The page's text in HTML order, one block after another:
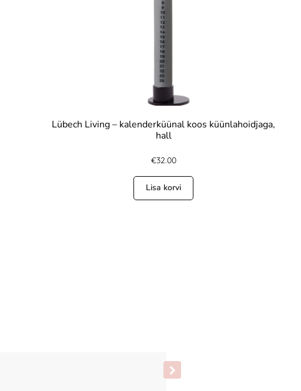
Lübech Living – kalenderküünal koos küünlahoidjaga,
hall
€32.00
Lisa korvi